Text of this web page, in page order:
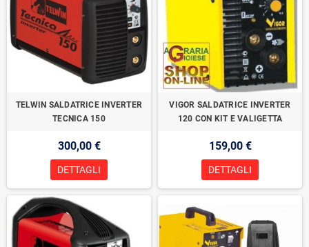
TELWIN SALDATRICE INVERTER
TECNICA 150
300,00 €
DETTAGLI
VIGOR SALDATRICE INVERTER
120 CON KIT E VALIGETTA
159,00 €
DETTAGLI